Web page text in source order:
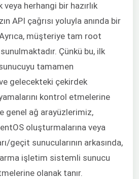
herhangi bir hazırlık
API çağrısı yoluyla anında bir
müşteriye tam root
Çünkü bu, ilk
tamamen
gelecekteki çekirdek
kontrol etmelerine
genel ağ arayüzlerimiz,
oluşturmalarına veya
geçit sunucularının arkasında,
işletim sistemli sunucu
olanak tanır.